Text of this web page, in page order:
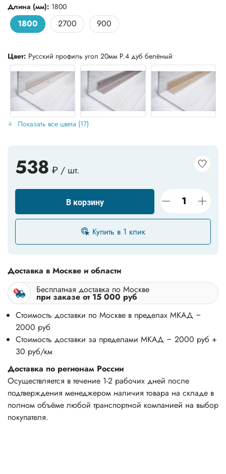
Длина (мм): 1800
1800 2700 900
Цвет: Русский профиль угол 20мм Р.4 дуб белёный
Показать все цвета (17)
538 ₽ / шт.
В корзину
Купить в 1 клик
Доставка в Москве и области
Бесплатная доставка по Москве
при заказе от 15 000 руб
Стоимость доставки по Москве в пределах МКАД –
2000 руб
Стоимость доставки за пределами МКАД – 2000 руб +
30 руб/км
Доставка по регионам России
Осуществляется в течение 1-2 рабочих дней после
подтверждения менеджером наличия товара на складе в
полном объёме любой транспортной компанией на выбор
покупателя.